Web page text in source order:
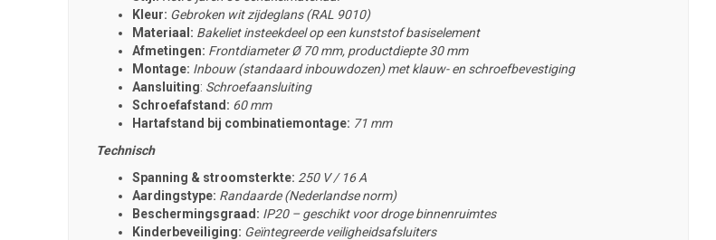
Kleur: Gebroken wit zijdeglans (RAL 9010)
Materiaal: Bakeliet insteekdeel op een kunststof basiselement
Afmetingen: Frontdiameter Ø 70 mm, productdiepte 30 mm
Montage: Inbouw (standaard inbouwdozen) met klauw- en schroefbevestiging
Aansluiting: Schroefaansluiting
Schroefafstand: 60 mm
Hartafstand bij combinatiemontage: 71 mm
Technisch
Spanning & stroomsterkte: 250 V / 16 A
Aardingstype: Randaarde (Nederlandse norm)
Beschermingsgraad: IP20 – geschikt voor droge binnenruimtes
Kinderbeveiliging: Geïntegreerde veiligheidsafsluiters